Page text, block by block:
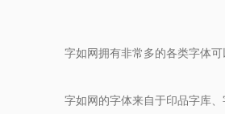
字如网拥有非常多的各类字体
字如网的字体来自于印品字库